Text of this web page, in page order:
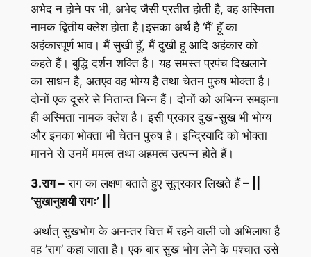
अभेद न होने पर भी, अभेद जैसी प्रतीत होती है, वह अस्मिता
नामक द्वितीय क्लेश होता है।इसका अर्थ है ‘मैं’ हॅू का
अहंकारपूर्ण भाव। मैं सुखी हॅू, मैं दुखी हू आदि अहंकार को
कहते हैं। बुद्धि दर्शन शक्ति है। यह समस्त प्रपंच दिखलाने
का साधन है, अतएव वह भोग्य है तथा चेतन पुरुष भोक्ता है।
दोनों एक दूसरे से नितान्त भिन्न हैं। दोनों को अभिन्न समझना
ही अस्मिता नामक क्लेश है। इसी प्रकार दुख-सुख भी भोग्य
और इनका भोक्ता भी चेतन पुरुष है। इन्द्रियादि को भोक्ता
मानने से उनमें ममत्व तथा अहमत्व उत्पन्न होते हैं।
3.राग–राग का लक्षण बताते हुए सूत्रकार लिखते हैं– ||
‘सुखानुशयी रागः’
अर्थात् सुखभोग के अनन्तर चित्त में रहने वाली जो अभिलाषा है
वह ’राग’ कहा जाता है। एक बार सुख भोग लेने के पश्चात उसे